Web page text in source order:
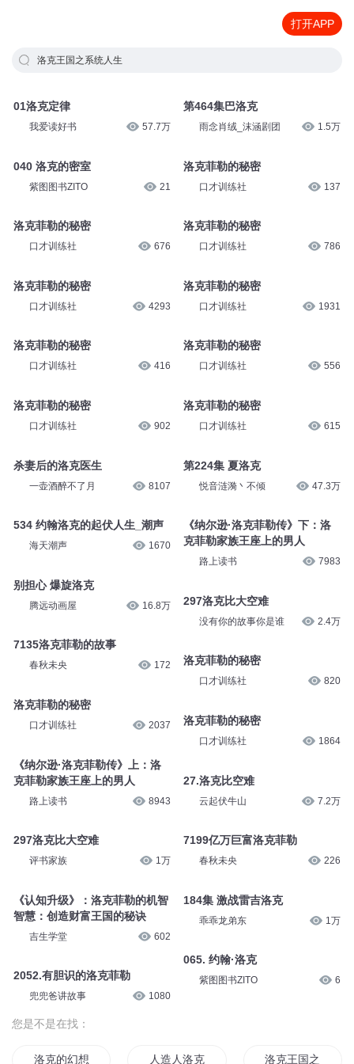
打开APP
洛克王国之系统人生
01洛克定律
我爱读好书 57.7万
040 洛克的密室
紫图图书ZITO 21
洛克菲勒的秘密
口才训练社 676
洛克菲勒的秘密
口才训练社 4293
洛克菲勒的秘密
口才训练社 416
洛克菲勒的秘密
口才训练社 902
杀妻后的洛克医生
一壶酒醉不了月 8107
534 约翰洛克的起伏人生_潮声
海天潮声 1670
别担心 爆旋洛克
腾远动画屋 16.8万
7135洛克菲勒的故事
春秋未央 172
洛克菲勒的秘密
口才训练社 2037
《纳尔逊·洛克菲勒传》上：洛
克菲勒家族王座上的男人
路上读书 8943
297洛克比大空难
评书家族 1万
《认知升级》：洛克菲勒的机智
智慧：创造财富王国的秘诀
吉生学堂 602
2052.有胆识的洛克菲勒
兜兜爸讲故事 1080
第464集巴洛克
雨念肖绒_沫涵剧团 1.5万
洛克菲勒的秘密
口才训练社 137
洛克菲勒的秘密
口才训练社 786
洛克菲勒的秘密
口才训练社 1931
洛克菲勒的秘密
口才训练社 556
洛克菲勒的秘密
口才训练社 615
第224集 夏洛克
悦音涟漪丶不倾 47.3万
《纳尔逊·洛克菲勒传》下：洛
克菲勒家族王座上的男人
路上读书 7983
297洛克比大空难
没有你的故事你是谁 2.4万
洛克菲勒的秘密
口才训练社 820
洛克菲勒的秘密
口才训练社 1864
27.洛克比空难
云起伏牛山 7.2万
7199亿万巨富洛克菲勒
春秋未央 226
184集 激战雷吉洛克
乖乖龙弟东 1万
065. 约翰·洛克
紫图图书ZITO 6
您是不是在找：
洛克的幻想国 人造人洛克 洛克王国之守护